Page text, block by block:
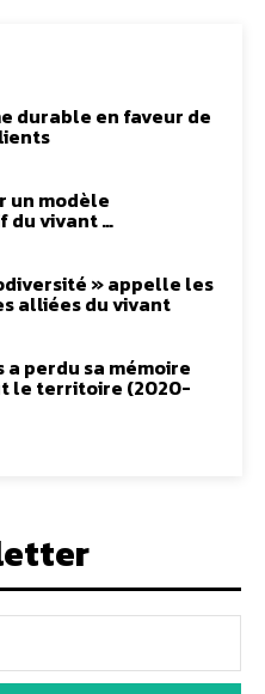
durable en faveur de
un modèle
du vivant …
» appelle les
alliées du vivant
perdu sa mémoire
le territoire (2020-